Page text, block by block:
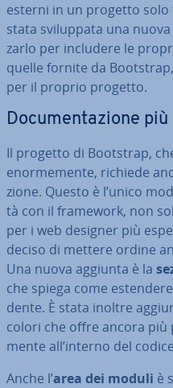
esterni in un progetto solo
stata svi­lup­pa­ta una
zar­lo per includere le
quelle fornite da
per il proprio progetto.
Do­cu­men­ta­zio­ne più
Il progetto di Bootstrap,
enor­me­men­te, richiede
zio­ne. Questo è l’unico
tà con il framework, non
per i web designer più
deciso di mettere ordine
Una nuova aggiunta è la
che spiega come
den­te. È stata inoltre
colori che offre ancora
men­te all’interno del
Anche l’area dei moduli è